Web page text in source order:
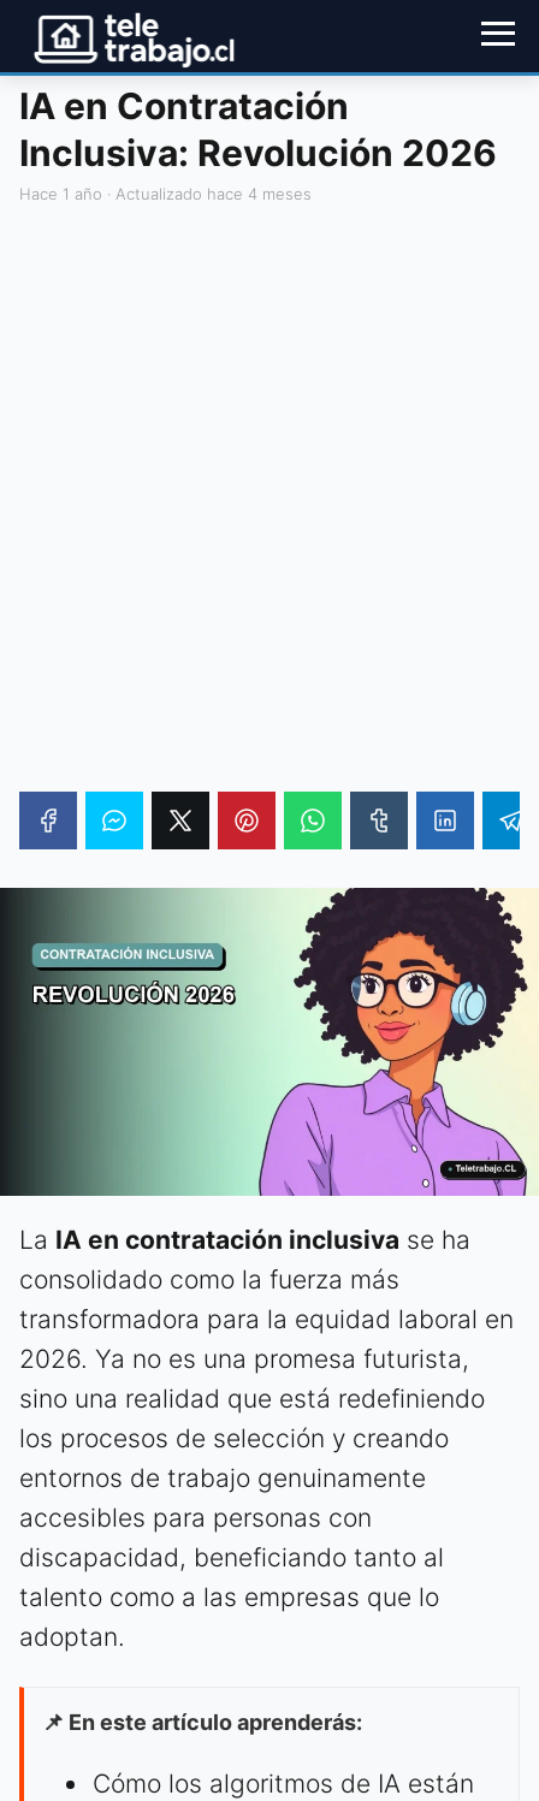
IA en Contratación
Inclusiva: Revolución 2026
hace 1 año · Actualizado hace 4 meses
La IA en contratación inclusiva se ha
consolidado como la fuerza más
transformadora para la equidad laboral en
2026. Ya no es una promesa futurista,
sino una realidad que está redefiniendo
los procesos de selección y creando
entornos de trabajo genuinamente
accesibles para personas con
discapacidad, beneficiando tanto al
talento como a las empresas que lo
adoptan.
📌 En este artículo aprenderás:
Cómo los algoritmos de IA están